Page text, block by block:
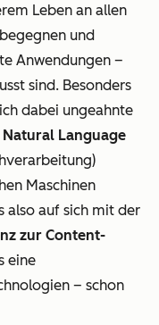
Leben an allen
und
Anwendungen –
sind. Besonders
dabei ungeahnte
Natural Language
Maschinen
also auf sich mit der
zur Content-
eine
– schon